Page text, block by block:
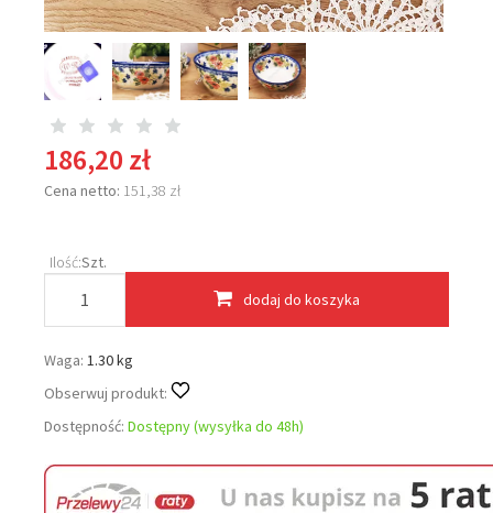
186,20 zł
Cena netto: 151,38 zł
Ilość:Szt.
dodaj do koszyka
Waga: 1.30 kg
Obserwuj produkt:
Dostępność: Dostępny (wysyłka do 48h)